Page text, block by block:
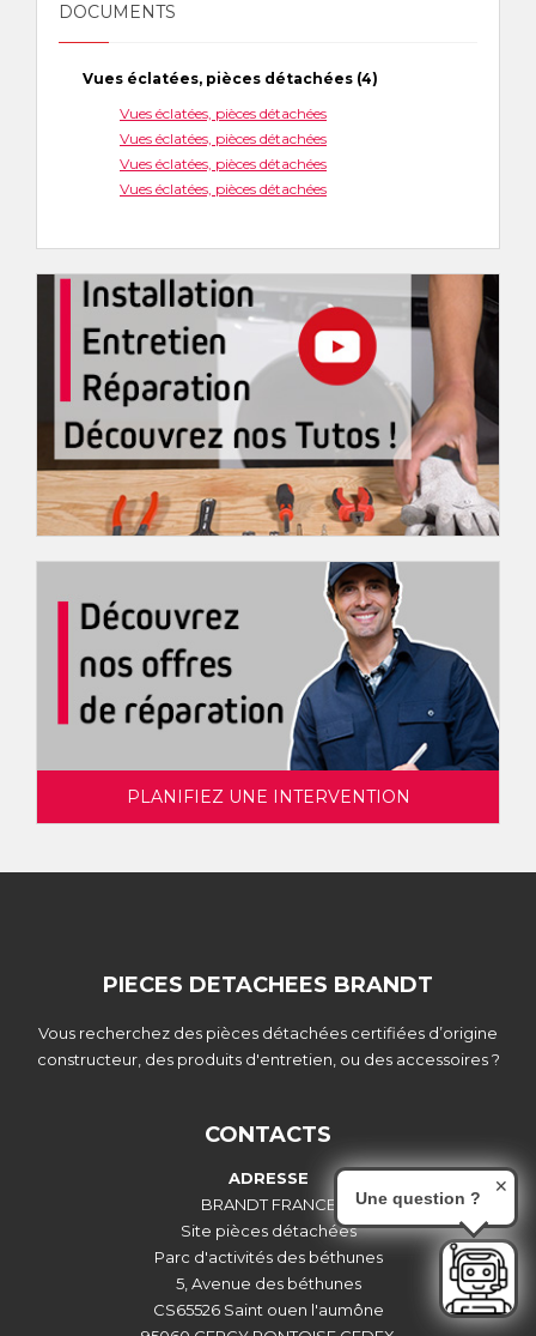
DOCUMENTS
Vues éclatées, pièces détachées (4)
Vues éclatées, pièces détachées
Vues éclatées, pièces détachées
Vues éclatées, pièces détachées
Vues éclatées, pièces détachées
PLANIFIEZ UNE INTERVENTION
PIECES DETACHEES BRANDT
Vous recherchez des pièces détachées certifiées d’origine
constructeur, des produits d'entretien, ou des accessoires ?
CONTACTS
ADRESSE
BRANDT FRANCE
Site pièces détachées
Parc d'activités des béthunes
5, Avenue des béthunes
CS65526 Saint ouen l'aumône
Une question ?
✕